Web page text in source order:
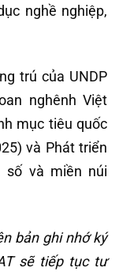
nghề nghiệp,
trú của UNDP
nghênh Việt
mục tiêu quốc
và Phát triển
số và miền núi
bản ghi nhớ ký
sẽ tiếp tục tư